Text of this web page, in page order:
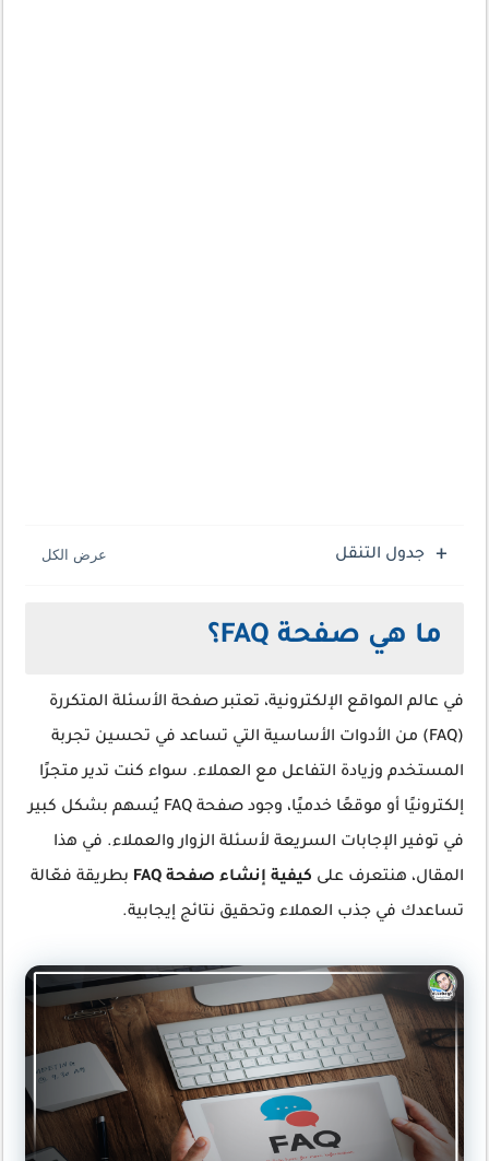
جدول التنقل
ما هي صفحة FAQ؟
في عالم المواقع الإلكترونية، تعتبر صفحة الأسئلة المتكررة
(FAQ) من الأدوات الأساسية التي تساعد في تحسين تجربة
المستخدم وزيادة التفاعل مع العملاء. سواء كنت تدير متجرًا
إلكترونيًا أو موقعًا خدميًا، وجود صفحة FAQ يُسهم بشكل كبير
في توفير الإجابات السريعة لأسئلة الزوار والعملاء. في هذا
المقال، هنتعرف على كيفية إنشاء صفحة FAQ
بطريقة فعّالة
تساعدك في جذب العملاء وتحقيق نتائج إيجابية.